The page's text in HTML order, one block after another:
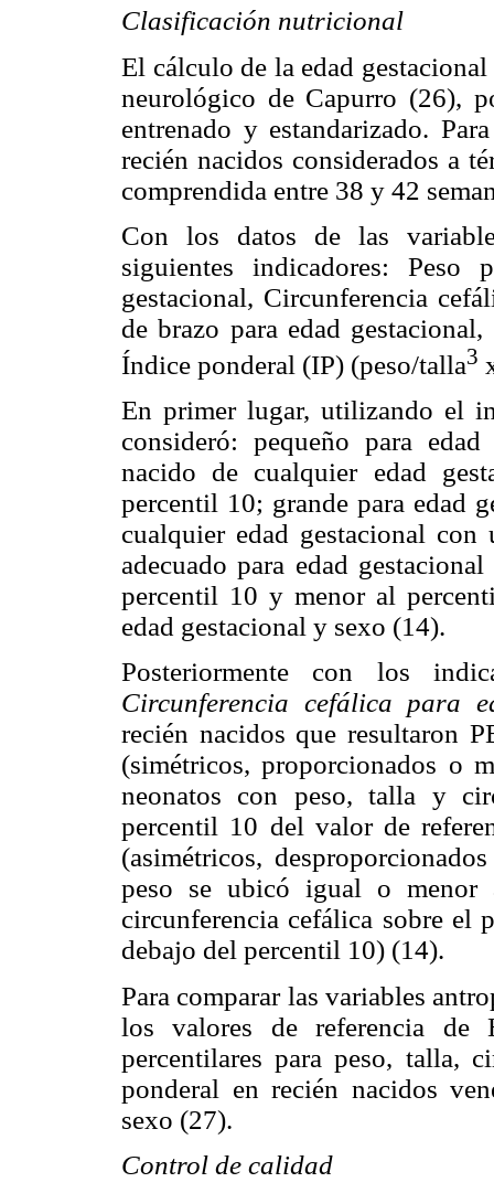
Clasificación nutricional
El cálculo de la edad
neurológico de Capurro (26),
entrenado y estandarizado.
recién nacidos considerados a
comprendida entre 38 y 42
Con los datos de las
siguientes indicadores: Peso
gestacional, Circunferencia
de brazo para edad
Índice ponderal (IP) (peso/talla3
En primer lugar, utilizando el
consideró: pequeño para
nacido de cualquier edad
percentil 10; grande para edad
cualquier edad gestacional
adecuado para edad
percentil 10 y menor al
edad gestacional y sexo (14).
Posteriormente con los
Circunferencia cefálica para
recién nacidos que resultaron
(simétricos, proporcionados o
neonatos con peso, talla y
percentil 10 del valor de
(asimétricos,
peso se ubicó igual o
circunferencia cefálica sobre
debajo del percentil 10) (14).
Para comparar las variables
los valores de referencia de
percentilares para peso, talla,
ponderal en recién nacidos
sexo (27).
Control de calidad